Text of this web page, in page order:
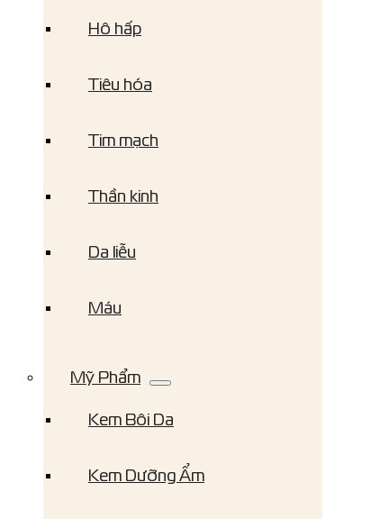
Hô hấp
Tiêu hóa
Tim mạch
Thần kinh
Da liễu
Máu
Mỹ Phẩm
Kem Bôi Da
Kem Dưỡng Ẩm